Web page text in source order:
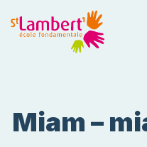
Miam –